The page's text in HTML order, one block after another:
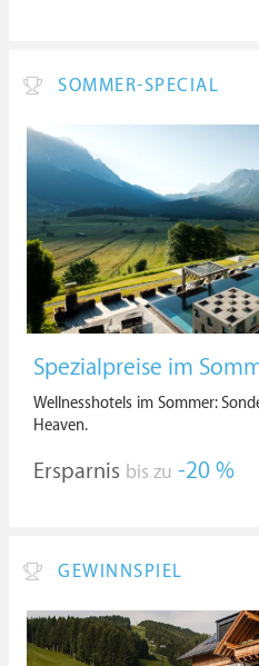
SOMMER-SPECIAL
Spezialpreise im
Wellnesshotels im Sommer:
Heaven.
Ersparnis bis zu -20 %
GEWINNSPIEL